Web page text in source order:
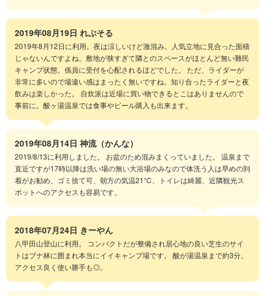
2019年08月19日 れぷそる
2019年8月12日に利用。夜は涼しいけど激混み。人気立地に見合った面積
じゃないんですよね。敷地が狭すぎて隣とのスペースがほとんど無い難民
キャンプ状態。係員に受付を心配されるほどでした。 ただ、ライダーが
非常に多いので場違い感はまったく無いですね。知り合ったライダーと夜
飲みは楽しかった。 自炊派は近場に買い物できるとこはありませんので
事前に。酸ヶ湯温泉では食事やビール購入も出来ます。
2019年08月14日 神流（かんな）
2019/8/13に利用しました。 お盆のため混みまくっていました。 温泉まで
直近ですが17時以降は洗い場の無い大浴場のみなので体洗う人は早めの到
着がお勧め、ゴミ捨て可、朝方の気温21℃、トイレは綺麗、近隣観光ス
ポットへのアクセスも容易です。
2018年07月24日 きーやん
八甲田山登山に利用。 コンパクトだが整備され居心地の良い芝生のサイ
トはブナ林に囲まれ本当にイイキャンプ場です。 酸が湯温泉まで約3分。
アクセス良く使い勝手も◎。